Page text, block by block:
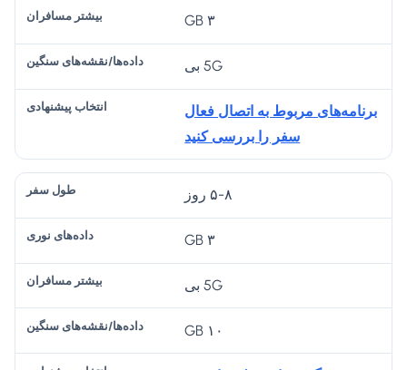
س
ر
ی
ر
س
اف
را
ه‌
ها
ی
ن
ب
ش
نه
اد
۳ GB
5G بی
برنامه‌های مربوط به اتصال فعال
سفر را بررسی کنید
۵-۸ روز
۳ GB
5G بی
۱۰ GB